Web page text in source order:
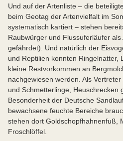
Und auf der Artenliste – die
beim Geotag der Artenvielfalt im
systematisch kartiert – stehen
Raubwürger und Flussuferläufer
gefährdet). Und natürlich der
und Reptilien konnten Ringelnatter,
kleine Restvorkommen an
nachgewiesen werden. Als
und Schmetterlinge, Heuschrecken
Besonderheit der Deutsche
bewachsene feuchte Bereiche
stehen dort Goldschopfhahnenfuß,
Froschlöffel.